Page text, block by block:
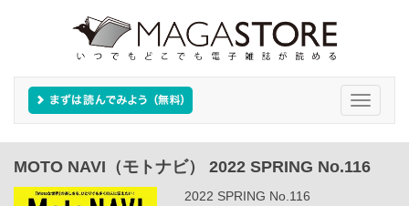
Toggle
MOTO NAVI（モトナビ） 2022 SPRING No.116
2022 SPRING No.116